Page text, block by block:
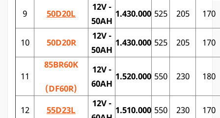
9 50D20L
12V -
50AH
1.430.000 525 205 170
10 50D20R
12V -
50AH
1.430.000 525 205 170
11
85BR60K
(DF60R)
12V -
60AH
1.520.000 550 230 180
12 55D23L
12V -
1.510.000 550 230 170